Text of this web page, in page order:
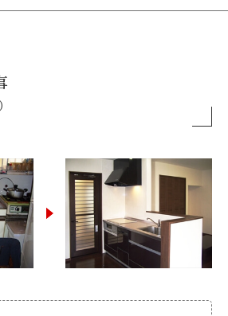
お客様の声
新築
リフォーム
不動産情報